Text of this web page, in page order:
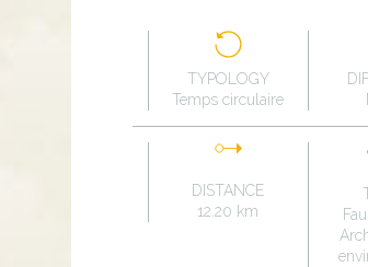
TYPOLOGY
Temps circulaire
DISTANCE
12.20 km